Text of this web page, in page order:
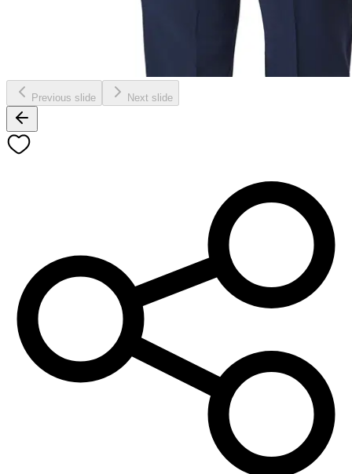
Previous slide Next slide